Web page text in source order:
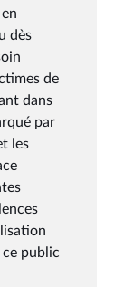
dès
de
dans
par
les
public